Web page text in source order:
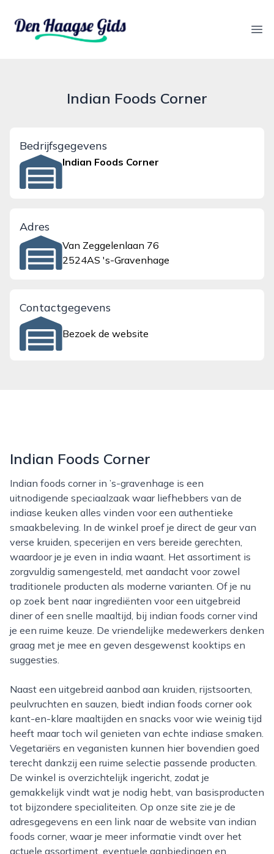
denhaagsegids.nl
Indian Foods Corner
Bedrijfsgegevens
Indian Foods Corner
Adres
Van Zeggelenlaan 76
2524AS 's-Gravenhage
Contactgegevens
Bezoek de website
Indian Foods Corner
Indian foods corner in ’s-gravenhage is een
uitnodigende speciaalzaak waar liefhebbers van de
indiase keuken alles vinden voor een authentieke
smaakbeleving. In de winkel proef je direct de geur van
verse kruiden, specerijen en vers bereide gerechten,
waardoor je je even in india waant. Het assortiment is
zorgvuldig samengesteld, met aandacht voor zowel
traditionele producten als moderne varianten. Of je nu
op zoek bent naar ingrediënten voor een uitgebreid
diner of een snelle maaltijd, bij indian foods corner vind
je een ruime keuze. De vriendelijke medewerkers denken
graag met je mee en geven desgewenst kooktips en
suggesties.
Naast een uitgebreid aanbod aan kruiden, rijstsoorten,
peulvruchten en sauzen, biedt indian foods corner ook
kant-en-klare maaltijden en snacks voor wie weinig tijd
heeft maar toch wil genieten van echte indiase smaken.
Vegetariërs en veganisten kunnen hier bovendien goed
terecht dankzij een ruime selectie passende producten.
De winkel is overzichtelijk ingericht, zodat je
gemakkelijk vindt wat je nodig hebt, van basisproducten
tot bijzondere specialiteiten. Op onze site zie je de
adresgegevens en een link naar de website van indian
foods corner, waar je meer informatie vindt over het
actuele assortiment, eventuele aanbiedingen en